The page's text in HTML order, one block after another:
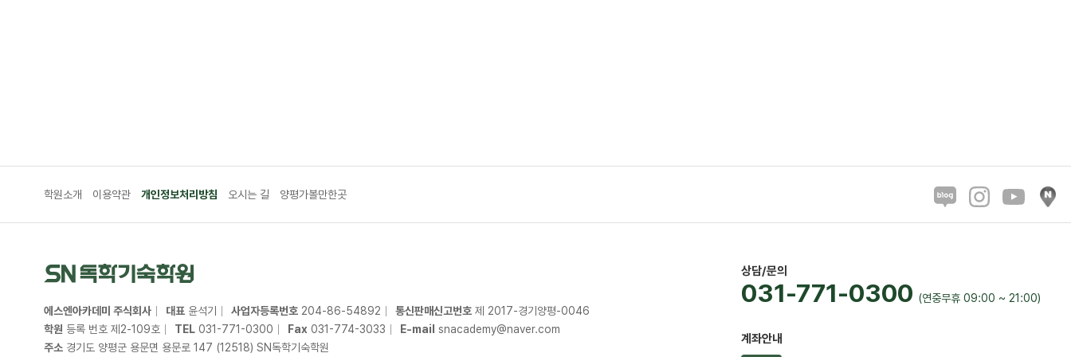
학원소개 이용약관 개인정보처리방침 오시는 길 양평가볼만한곳
상담/문의
031-771-0300 (연중무휴 09:00 ~ 21:00)
계좌안내
에스엔아카데미 주식회사 대표 윤석기 사업자등록번호 204-86-54892 통신판매신고번호 제 2017-경기양평-0046
학원 등록 번호 제2-109호 TEL 031 -771 -0300 Fax 031 -774-3033 E-mail snacademy@naver.com
주소 경기도 양평군 용문면 용문로 147 (12518) SN독학기숙학원